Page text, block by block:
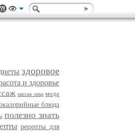
здоровое
и здоровье
массаж лица мода
блюда
полезно знать
рецепты для